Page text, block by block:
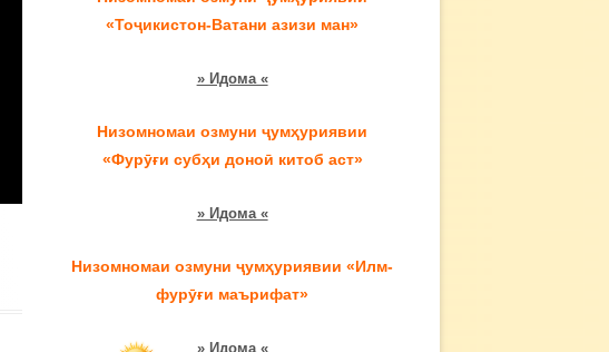
«Тоҷикистон-Ватани азизи ман»
» Идома «
Низомномаи озмуни ҷумҳуриявии
«Фурӯғи субҳи доноӣ китоб аст»
» Идома «
Низомномаи озмуни ҷумҳуриявии «Илм-
фурӯғи маърифат»
» Идома «